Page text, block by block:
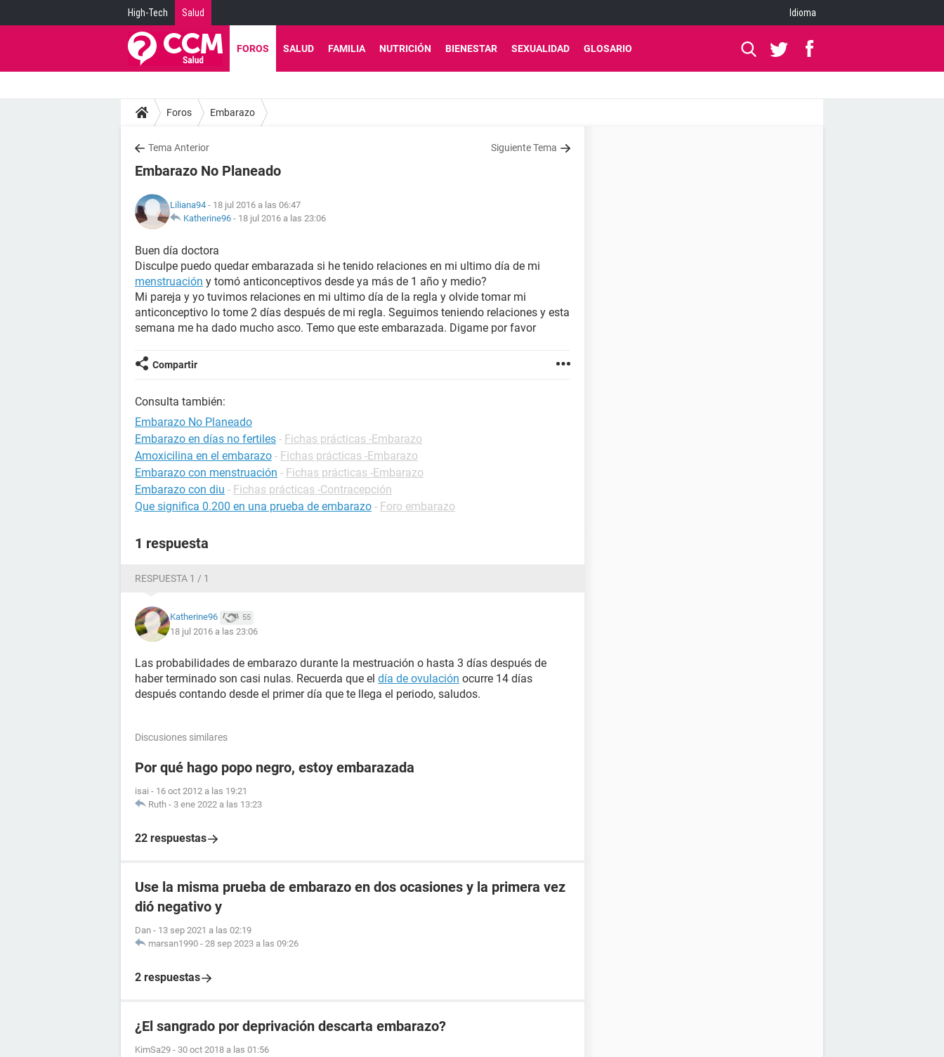
High-Tech Salud Idioma
FOROS SALUD FAMILIA NUTRICIÓN BIENESTAR SEXUALIDAD GLOSARIO
Foros Embarazo
Tema Anterior Siguiente Tema
Embarazo No Planeado
Liliana94 - 18 jul 2016 a las 06:47
Katherine96 - 18 jul 2016 a las 23:06
Buen día doctora
Disculpe puedo quedar embarazada si he tenido relaciones en mi ultimo día de mi
menstruación y tomó anticonceptivos desde ya más de 1 año y medio?
Mi pareja y yo tuvimos relaciones en mi ultimo día de la regla y olvide tomar mi
anticonceptivo lo tome 2 días después de mi regla. Seguimos teniendo relaciones y esta
semana me ha dado mucho asco. Temo que este embarazada. Digame por favor
Compartir
Consulta también:
Embarazo No Planeado
Embarazo en días no fertiles - Fichas prácticas -Embarazo
Amoxicilina en el embarazo - Fichas prácticas -Embarazo
Embarazo con menstruación - Fichas prácticas -Embarazo
Embarazo con diu - Fichas prácticas -Contracepción
Que significa 0.200 en una prueba de embarazo - Foro embarazo
1 respuesta
RESPUESTA 1 / 1
Katherine96 55
18 jul 2016 a las 23:06
Las probabilidades de embarazo durante la mestruación o hasta 3 días después de
haber terminado son casi nulas. Recuerda que el día de ovulación ocurre 14 días
después contando desde el primer día que te llega el periodo, saludos.
Discusiones similares
Por qué hago popo negro, estoy embarazada
isai - 16 oct 2012 a las 19:21
Ruth - 3 ene 2022 a las 13:23
22 respuestas
Use la misma prueba de embarazo en dos ocasiones y la primera vez
dió negativo y
Dan - 13 sep 2021 a las 02:19
marsan1990 - 28 sep 2023 a las 09:26
2 respuestas
¿El sangrado por deprivación descarta embarazo?
KimSa29 - 30 oct 2018 a las 01:56